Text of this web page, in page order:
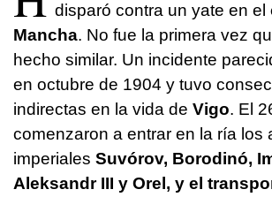
disparó contra un yate en el
Mancha. No fue la primera vez
hecho similar. Un incidente
en octubre de 1904 y tuvo
indirectas en la vida de Vigo. El
comenzaron a entrar en la ría los
imperiales Suvórov, Borodinó,
Aleksandr III y Orel, y el